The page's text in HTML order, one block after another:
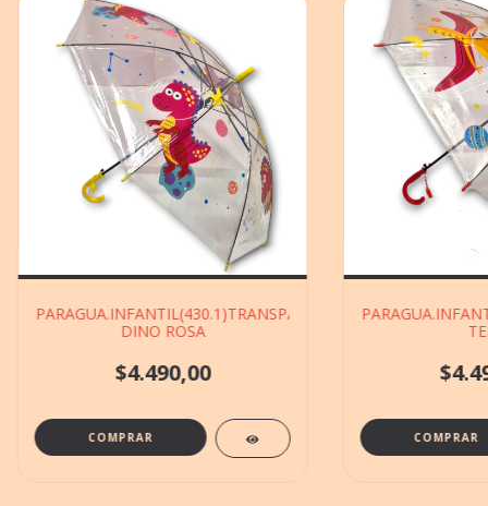
PARAGUA.INFANTIL(430.1)TRANSPARENTE
DINO ROSA
$4.490,00